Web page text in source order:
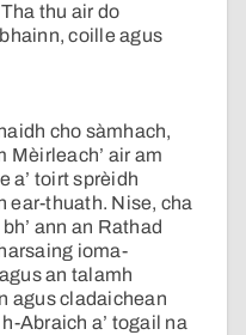
thu air do
coille agus
cho sàmhach,
Mèirleach’ air am
a’ toirt sprèidh
ear-thuath. Nise, cha
ann an Rathad
ioma-
an talamh
agus cladaichean
Abraich a’ togail na